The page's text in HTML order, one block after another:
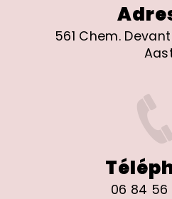
561 Chem.
06 84 56